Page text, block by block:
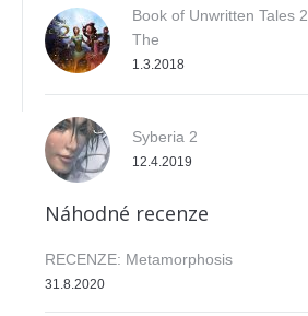
Book of Unwritten Tales 2,
The
1.3.2018
Syberia 2
12.4.2019
Náhodné recenze
RECENZE: Metamorphosis
31.8.2020